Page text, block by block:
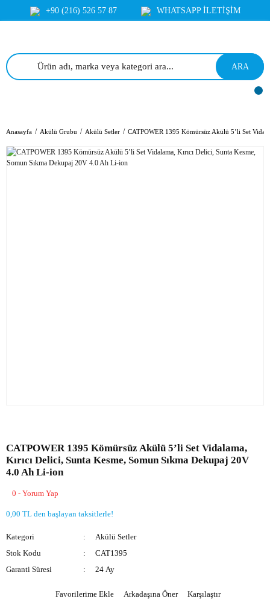
+90 (216) 526 57 87 WHATSAPP İLETİŞİM
ARA
Anasayfa Akülü Grubu Akülü Setler CATPOWER 1395 Kömürsüz Akülü 5’li Set
CATPOWER 1395 Kömürsüz Akülü 5’li Set Vidalama,
Kırıcı Delici, Sunta Kesme, Somun Sıkma Dekupaj 20V
4.0 Ah Li-ion
0 - Yorum Yap
0,00 TL den başlayan taksitlerle!
Kategori
Akülü Setler
Stok Kodu
CAT1395
Garanti Süresi
24 Ay
Arkadaşına Öner Karşılaştır